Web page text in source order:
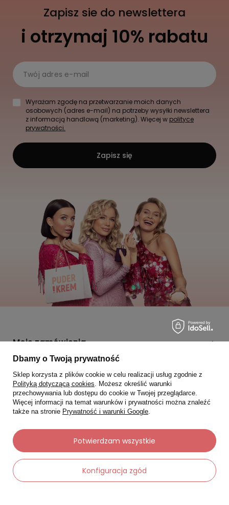
Zapisz sie do newslettera
i otrzymaj 10% rabatu
Twój adres e-mail
Wyrażam zgodę na przetwarzanie moich danych
osobowych (adres e-mail) na potrzeby wysyłki newslettera
z informacją handlową (marketing). Więcej w polityce
prywatności.
Zapisz się
Moje zamówienia
Status zamówienia
Śledzenie przesyłki
Chcę zareklamować produkt
Chcę zwrócić produkt
Chcę wymienić towar
Kontakt
Moje konto
Dbamy o Twoją prywatność
Sklep korzysta z plików cookie w celu realizacji usług zgodnie z
Polityką dotyczącą cookies. Możesz określić warunki
przechowywania lub dostępu do cookie w Twojej przeglądarce.
Więcej informacji na temat warunków i prywatności można znaleźć
także na stronie Prywatność i warunki Google.
Konfiguracja zgód
Potwierdzam wszystkie